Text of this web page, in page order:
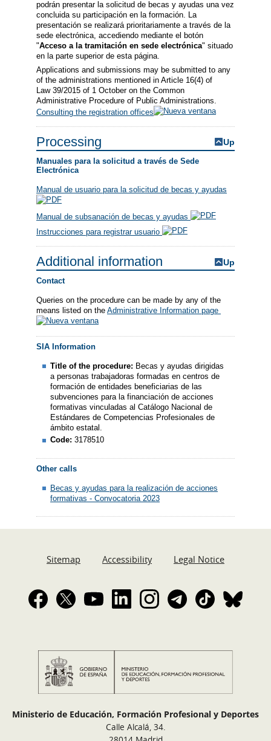
podrán presentar la solicitud de becas y ayudas una vez
concluida su participación en la formación. La
presentación se realizará prioritariamente a través de la
sede electrónica, accediendo mediante el botón
"Acceso a la tramitación en sede electrónica" situado
en la parte superior de esta página.
Applications and submissions may be submitted to any
of the administrations mentioned in Article 16(4) of
Law 39/2015 of 1 October on the Common
Administrative Procedure of Public Administrations.
Consulting the registration offices
Processing Up
Manuales para la solicitud a través de Sede
Electrónica
Manual de usuario para la solicitud de becas y ayudas
Manual de subsanación de becas y ayudas
Instrucciones para registrar usuario
Additional information Up
Contact
Queries on the procedure can be made by any of the
means listed on the Administrative Information page
SIA Information
Title of the procedure: Becas y ayudas dirigidas
a personas trabajadoras formadas en centros de
formación de entidades beneficiarias de las
subvenciones para la financiación de acciones
formativas vinculadas al Catálogo Nacional de
Estándares de Competencias Profesionales de
ámbito estatal.
Code:3178510
Other calls
Becas y ayudas para la realización de acciones
formativas - Convocatoria 2023
Sitemap Accessibility Legal Notice
Ministerio de Educación, Formación Profesional y Deportes
Calle Alcalá, 34.